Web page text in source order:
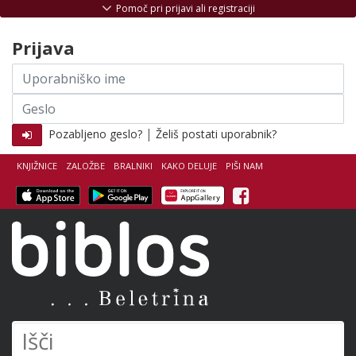
KNJIŽNICE ZALOŽBE BRALNIKI KAKO DELUJE PIŠI NAM
Facebook
Pomoč pri prijavi ali registraciji
Prijava
Uporabniško
ime
Geslo
Pozabljeno geslo? | Želiš postati uporabnik?